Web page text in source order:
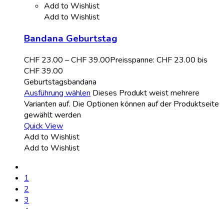
Add to Wishlist
Add to Wishlist
Bandana Geburtstag
CHF 23.00 –CHF39.00Preisspanne: CHF 23.00 bis
CHF 39.00
Geburtstagsbandana
Ausführung wählen Dieses Produkt weist mehrere
Varianten auf. Die Optionen können auf der Produktseite
gewählt werden
Quick View
Add to Wishlist
Add to Wishlist
1
2
3